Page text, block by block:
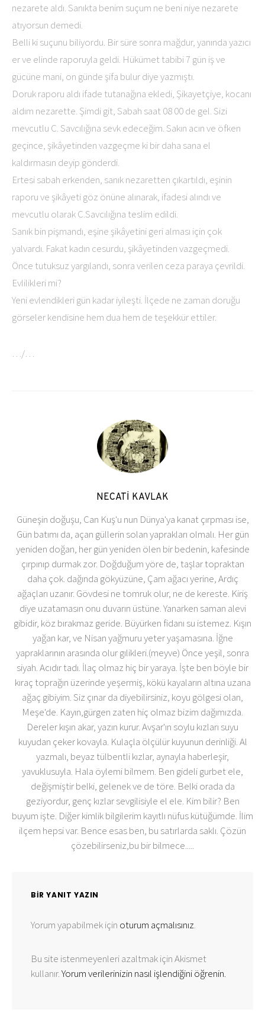
nezarete aldı. Sanıkta benim suçum ne beni niye nezarete
atıyorsun demedi.
Belli ki suçunu biliyordu. Bir süre sonra mağdur, yanında yazıcı
er ve elinde raporuyla geldi. Hükümet tabibi 7 gün iş ve
gücüne mani, on günde şifa bulur diye yazmıştı.
Doruk raporu aldı ifade tutanağına ekledi, Şikayetçiye, kocanı
aldım nezarette. Şimdi git, Sabah saat 08 00 de gel. Sizi
mevcutlu C. Savcılığına sevk edeceğim. Sakın acın ve öfken
geçince, şikâyetinden vazgeçme ki bir daha sana el
kaldırmasın deyip gönderdi.
Ertesi sabah erkenden, sanık nezaretten çıkartıldı, eşinin
raporu ve şikâyeti göz önüne alınarak, ifadesi alındı ve
mevcutlu olarak C.Savcılığına teslim edildi.
Sanık bin pişmandı, eşine şikâyetini geri alması için çok
yalvardı. Fakat kadın cesurdu, şikâyetinden vazgeçmedi.
Önce tutuksuz yargılandı, sonra verilen ceza paraya çevrildi.
Evlilikleri mi?
Yeni evlendikleri gün kadar iyileşti. İlçede ne zaman doruğu
görseler kendisine hem dua hem de teşekkür ettiler.
…/…
NECATİ KAVLAK
Güneşin doğuşu, Can Kuş'u nun Dünya'ya kanat çırpması ise,
Gün batımı da, açan güllerin solan yaprakları olmalı. Her gün
yeniden doğan, her gün yeniden ölen bir bedenin, kafesinde
çırpınıp durmak zor. Doğduğum yöre de, taşlar topraktan
daha çok. dağında gökyüzüne, Çam ağacı yerine, Ardıç
ağaçları uzanır. Gövdesi ne tomruk olur, ne de kereste. Kiriş
diye uzatamasın onu duvarın üstüne. Yanarken saman alevi
gibidir, köz bırakmaz geride. Büyürken fidanı su istemez. Kışın
yağan kar, ve Nisan yağmuru yeter yaşamasına. İğne
yapraklarının arasında olur gılikleri.(meyve) Önce yeşil, sonra
siyah. Acıdır tadı. İlaç olmaz hiç bir yaraya. İşte ben böyle bir
kıraç toprağın üzerinde yeşermiş, kökü kayaların altına uzana
ağaç gibiyim. Siz çınar da diyebilirsiniz, koyu gölgesi olan,
Meşe'de. Kayın,gürgen zaten hiç olmaz bizim dağımızda.
Dereler kışın akar, yazın kurur. Avşar'ın soylu kızları suyu
kuyudan çeker kovayla. Kulaçla ölçülür kuyunun derinliği. Al
yazmalı, beyaz tülbentli kızlar, aynayla haberleşir,
yavuklusuyla. Hala öylemi bilmem. Ben gideli gurbet ele,
değişmiştir belki, gelenek ve de töre. Belki orada da
geziyordur, genç kızlar sevgilisiyle el ele. Kim bilir? Ben
buyum işte. Diğer kimlik bilgilerim kayıtlı nüfus kütüğümde. İlim
ilçem hepsi var. Bence esas ben, bu satırlarda saklı. Çözün
çözebilirseniz,bu bir bilmece.....
BIR YANIT YAZIN
Yorum yapabilmek için oturum açmalısınız.
Bu site istenmeyenleri azaltmak için Akismet
kullanır.Yorum verilerinizin nasıl işlendiğini öğrenin.